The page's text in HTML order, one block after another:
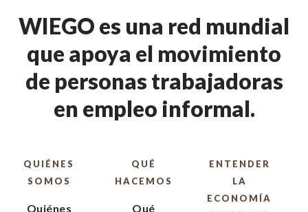
WIEGO es una red mundial
que apoya el movimiento
de personas trabajadoras
en empleo informal.
QUIÉNES
SOMOS
Quiénes
QUÉ
HACEMOS
Qué
ENTENDER
LA
ECONOMÍA